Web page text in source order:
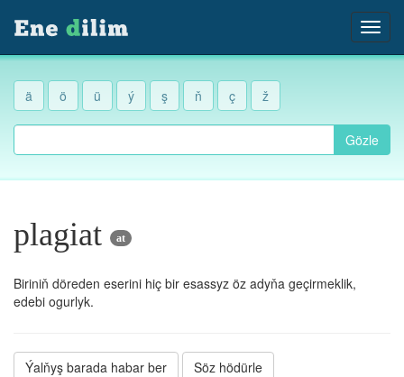
ä ö ü ý ş ň ç ž
Gözle
plagiat at
Biriniň döreden eserini hiç bir esassyz öz adyňa geçirmeklik,
edebi ogurlyk.
Ýalňyş barada habar ber Söz hödürle